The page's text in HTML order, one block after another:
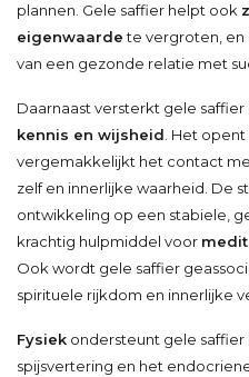
plannen. Gele saffier helpt ook
eigenwaardete vergroten, en
van een gezonde relatie met
Daarnaast versterkt gele
kennis en wijsheid . Het
vergemakkelijkt het contact
zelf en innerlijke waarheid. De
ontwikkeling op een stabiele,
krachtig hulpmiddel voor
Ook wordt gele saffier
spirituele rijkdom en innerlijke
Fysiek ondersteunt gele
spijsvertering en het